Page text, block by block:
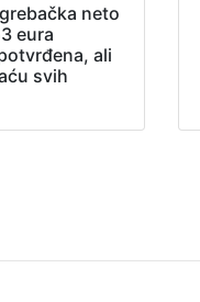
neto
eura
ali
svih